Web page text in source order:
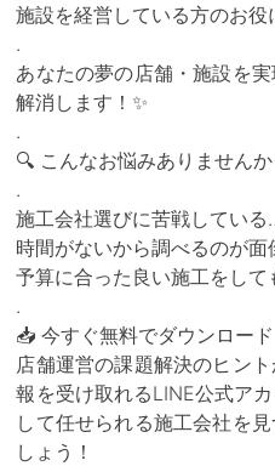
施設を経営している方のお役
.
あなたの夢の店舗・施設を
解消します！✨
.
🔍 こんなお悩みありませんか
.
施工会社選びに苦戦してい
時間がないから調べるのが
予算に合った良い施工をして
.
📥 今すぐ無料でダウンロード
店舗運営の課題解決のヒン
報を受け取れるLINE公式ア
して任せられる施工会社を
しょう！